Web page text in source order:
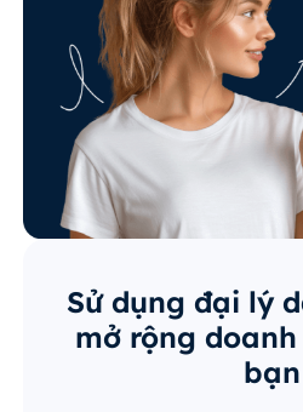
Sử dụng đại lý
mở rộng
bạn